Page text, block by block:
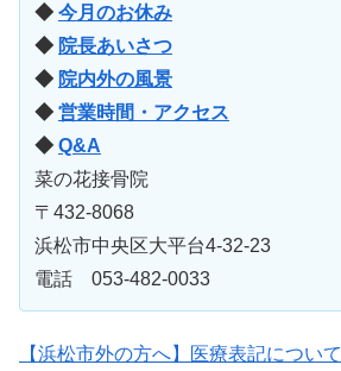
◆ 今月のお休み
◆ 院長あいさつ
◆ 院内外の風景
◆ 営業時間・アクセス
◆ Q&A
菜の花接骨院
〒432-8068
浜松市中央区大平台4-32-23
電話 053-482-0033
【浜松市外の方へ】医療表記について